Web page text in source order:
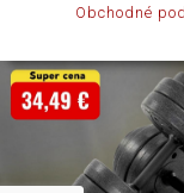
Obchodné